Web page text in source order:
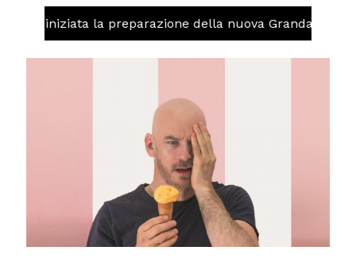
iniziata la preparazione della nuova Granda Volley